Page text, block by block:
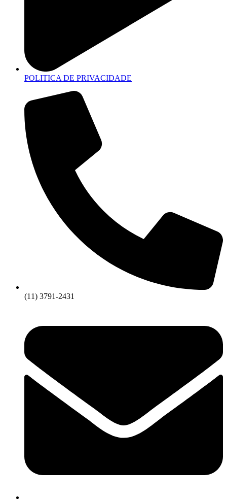
POLITICA DE PRIVACIDADE
(11) 3791-2431